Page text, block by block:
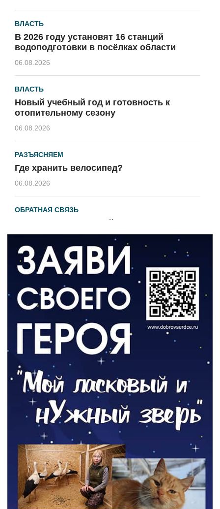
ВЛАСТЬ
В 2026 году установят 16 станций
водоподготовки в посёлках области
06.08.2026
ВЛАСТЬ
Новый учебный год и готовность к
отопительному сезону
06.08.2026
РАЗЪЯСНЯЕМ
Где хранить велосипед?
06.08.2026
ОБРАТНАЯ СВЯЗЬ
Администрация онлайн
ВЛАСТЬ
День памяти и «Симфония народов»
06.08.2026
Новый настил на экотропе
05.08.2026